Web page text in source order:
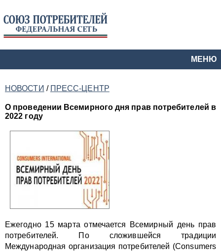
МЕНЮ
НОВОСТИ / ПРЕСС-ЦЕНТР
О проведении Всемирного дня прав потребителей в
2022 году
Ежегодно 15 марта отмечается Всемирный день прав
потребителей. По сложившейся традиции
Международная организация потребителей (Consumers